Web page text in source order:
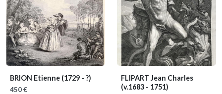
BRION Etienne (1729 - ?)
450 €
FLIPART Jean Charles
(v.1683 - 1751)